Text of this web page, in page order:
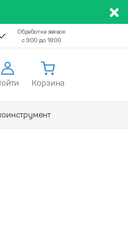
Обработка заявок
с 9:00 до 18:00
Корзина